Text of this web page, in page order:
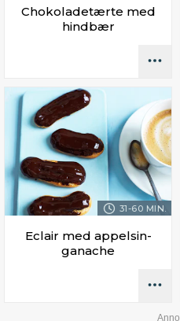
Chokoladetærte med
hindbær
31-60 MIN.
Eclair med appelsin-
ganache